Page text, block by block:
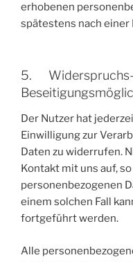
erhobenen
spätestens nach einer
5. Widerspruchs-
Der Nutzer hat
Einwilligung zur
Daten zu widerrufen.
Kontakt mit uns auf,
personenbezogenen
einem solchen Fall
fortgeführt werden.
Alle